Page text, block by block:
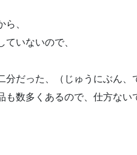
、
いないので、
だった、（じゅうにぶん、
数多くあるので、仕方ない